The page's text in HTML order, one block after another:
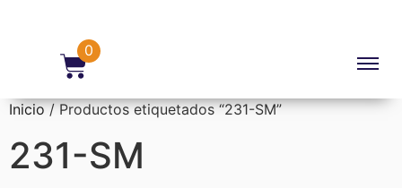
0
Inicio/ Productos etiquetados “231-SM”
231-SM